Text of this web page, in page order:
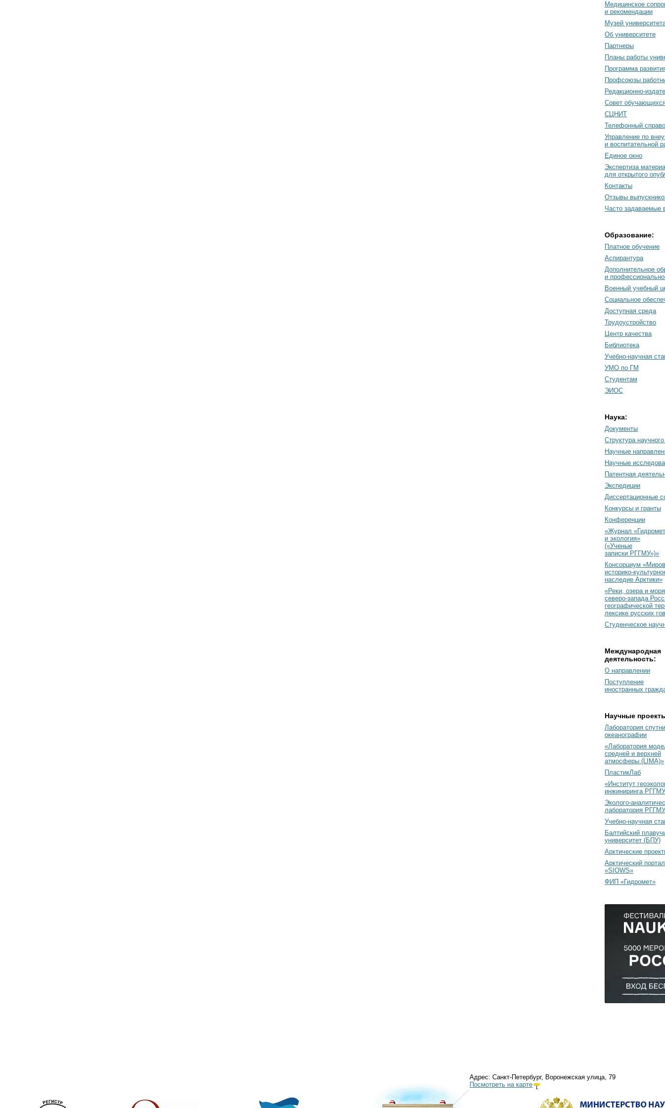
Медицинское
и рекомендации
Музей
Об университете
Партнеры
Планы работы
Программа
Профсоюзы
Редакционно-
Cовет
СЦНИТ
Телефонный
Управление по
и воспитательной
Единое окно
Экспертиза
для открытого
Контакты
Отзывы
Часто задаваемые
Образование:
Платное обучение
Аспирантура
Дополнительное
и
Военный учебный
Социальное
Доступная среда
Трудоустройство
Центр качества
Библиотека
Учебно-научная
УМО по ГМ
Студентам
ЭИОС
Наука:
Документы
Cтруктура
Научные
Научные
Патентная
Экспедиции
Диссертационные
Конкурсы и гранты
Конференции
«Журнал
и экология»
(«Ученые
записки РГГМУ»)»
Консорциум
историко-
наследие Арктики»
«Реки, озера и моря
северо-запада
географической
лексике русских
Студенческое
Международная
деятельность:
О направлении
Поступление
иностранных
Научные
Лаборатория
океанографии
«Лаборатория
средней и верхней
атмосферы (LIMA)»
ПластикЛаб
«Институт
инжиниринга
Эколого-
лаборатория РГГМУ
Учебно-научная
Балтийский
университет (БПУ)
Арктические
Арктический портал
«SIOWS»
ФИП «Гидромет»
Адрес: Санкт-Петербург, Воронежская улица, 79
Посмотреть на карте